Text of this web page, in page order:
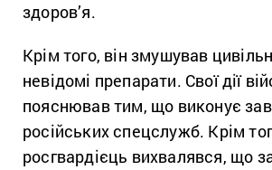
здоров’я.
Крім того, він змушував
невідомі препарати. Свої дії
пояснював тим, що виконує
російських спецслужб. Крім
росгвардієць вихвалявся, що